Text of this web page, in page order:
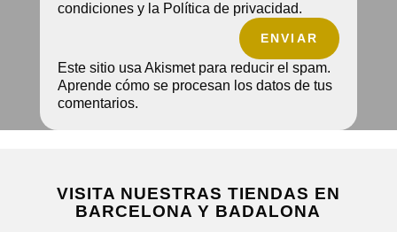
condiciones y la Política de privacidad.
ENVIAR
Este sitio usa Akismet para reducir el spam.
Aprende cómo se procesan los datos de tus
comentarios.
VISITA NUESTRAS TIENDAS EN
BARCELONA Y BADALONA